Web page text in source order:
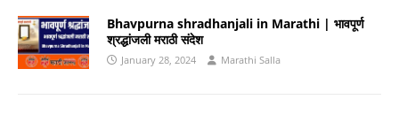
Bhavpurna shradhanjali in Marathi | भावपूर्ण
श्रद्धांजली मराठी संदेश
January 28, 2024 Marathi Salla